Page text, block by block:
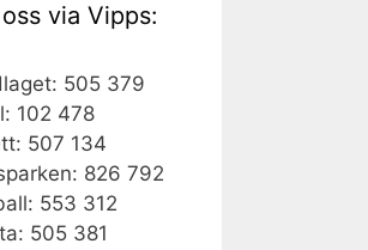
via Vipps:
505 379
102 478
507 134
826 792
553 312
505 381